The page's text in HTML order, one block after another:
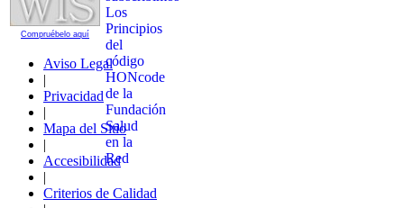
Compruébelo aquí
Aviso Legal
Privacidad
Mapa del Sitio
Accesibilidad
Criterios de Calidad